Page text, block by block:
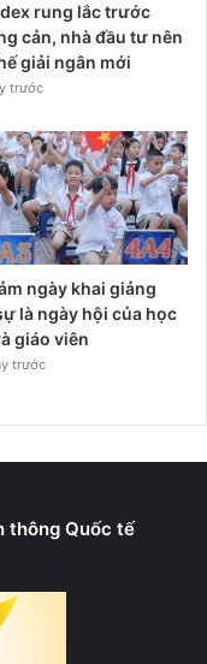
rung lắc trước
cản, nhà đầu tư nên
giải ngân mới
trước
ngày khai giảng
là ngày hội của học
giáo viên
trước
thông Quốc tế